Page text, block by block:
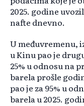
2025. godine
nafte dnevno.
U međuvremenu,
u Kinu pao je
25% u odnosu na
barela prošle
pao je za 95% u
barela u 2025.